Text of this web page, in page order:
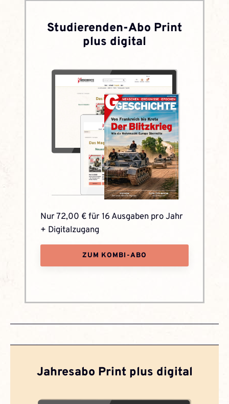
Studierenden-Abo Print
plus digital
Nur 72,00 € für 16 Ausgaben pro Jahr
+ Digitalzugang
ZUM KOMBI-ABO
Jahresabo Print plus digital